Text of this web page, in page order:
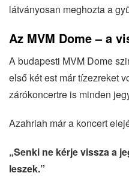
látványosan meghozta a
Az MVM Dome – a
A budapesti MVM Dome
első két est már tízezreket
zárókoncertre is minden
Azahriah már a koncert
„Senki ne kérje vissza a
leszek.”